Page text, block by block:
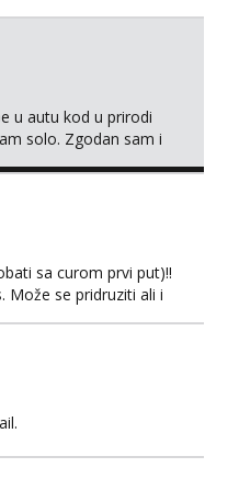
u autu kod u prirodi
solo. Zgodan sam i
sa curom prvi put)!!
Može se pridruziti ali i